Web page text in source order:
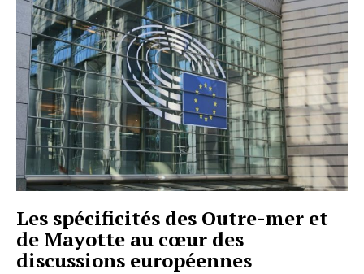
Les spécificités des Outre-mer et
de Mayotte au cœur des
discussions européennes